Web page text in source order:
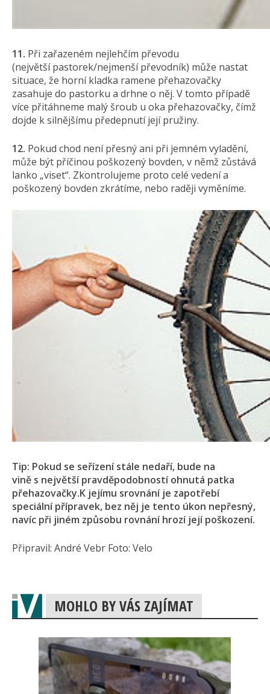
11. Při zařazeném nejlehčím převodu
(největší pastorek/nejmenší převodník) může nastat
situace, že horní kladka ramene přehazovačky
zasahuje do pastorku a drhne o něj. V tomto případě
více přitáhneme malý šroub u oka přehazovačky, čímž
dojde k silnějšímu předepnutí její pružiny.
12. Pokud chod není přesný ani při jemném vyladění,
může být příčinou poškozený bovden, v němž zůstává
lanko „viset“. Zkontrolujeme proto celé vedení a
poškozený bovden zkrátíme, nebo raději vyměníme.
Tip: Pokud se seřízení stále nedaří, bude na
vině s největší pravděpodobností ohnutá patka
přehazovačky.K jejímu srovnání je zapotřebí
speciální přípravek, bez něj je tento úkon nepřesný,
navíc při jiném způsobu rovnání hrozí její poškození.
Připravil: André Vebr Foto: Velo
MOHLO BY VÁS ZAJÍMAT